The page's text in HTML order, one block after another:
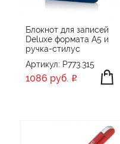
Блокнот для записей
Deluxe формата A5 и
ручка-стилус
Артикул: P773.315
1086 руб.